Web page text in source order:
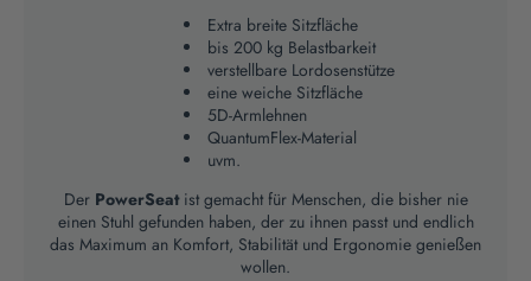
Extra breite Sitzfläche
bis 200 kg Belastbarkeit
verstellbare Lordosenstütze
eine weiche Sitzfläche
5D-Armlehnen
QuantumFlex-Material
uvm.
Der PowerSeatist gemacht für Menschen, die bisher nie
einen Stuhl gefunden haben, der zu ihnen passt und endlich
das Maximum an Komfort, Stabilität und Ergonomie genießen
wollen.